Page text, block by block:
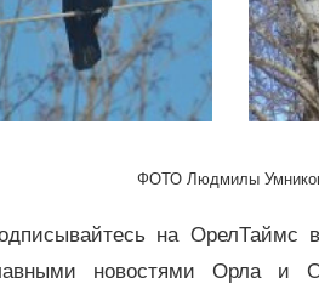
ФОТО Людмилы
на ОрелТаймс
новостями Орла и